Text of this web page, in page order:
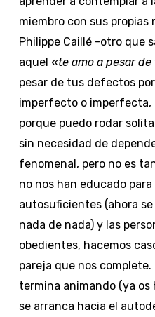
miembro con sus propias
Philippe Caillé -otro que
aquel «te amo a pesar de
pesar de tus defectos
imperfecto o imperfecta,
porque puedo rodar
sin necesidad de
fenomenal, pero no es
no nos han educado
autosuficientes (ahora
nada de nada) y las
obedientes, hacemos
pareja que nos
termina animando (ya os
se arranca hacia el